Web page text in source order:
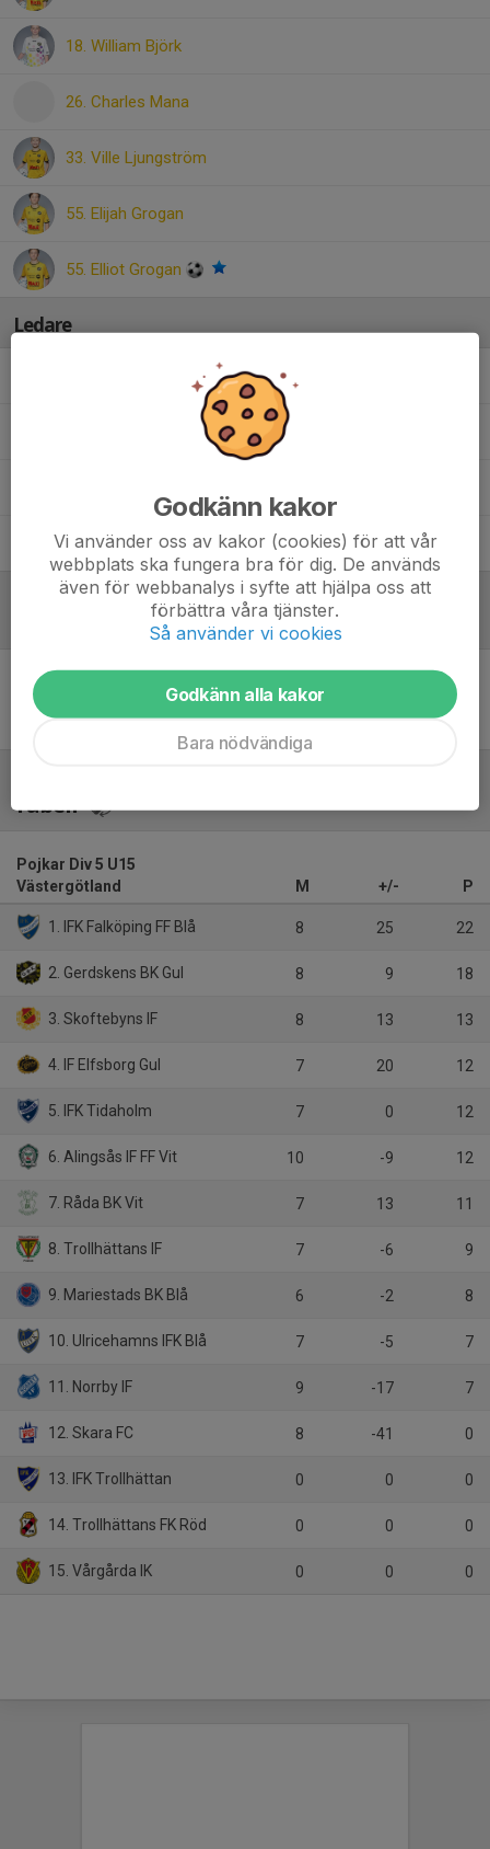
18. William Björk
26. Charles Mana
33. Ville Ljungström
55. Elijah Grogan
55. Elliot Grogan
Ledare
Huvudansvarig tränare
Tränare
Mikael ÖdmanHjälptränare
Inget referat skrivet
Tabell
Pojkar Div 5 U15
Västergötland
M +/- P
1. IFK Falköping FF Blå 8 25 22
2. Gerdskens BK Gul 8 9 18
3. Skoftebyns IF 8 13 13
4. IF Elfsborg Gul 7 20 12
5. IFK Tidaholm 7 0 12
6. Alingsås IF FF Vit 10 -9 12
7. Råda BK Vit 7 13 11
8. Trollhättans IF 7 -6 9
9. Mariestads BK Blå 6 -2 8
10. Ulricehamns IFK Blå 7 -5 7
11. Norrby IF 9 -17 7
12. Skara FC 8 -41 0
13. IFK Trollhättan 0 0 0
14. Trollhättans FK Röd 0 0 0
15. Vårgårda IK 0 0 0
Godkänn kakor
Vi använder oss av kakor (cookies) för att vår
webbplats ska fungera bra för dig. De används
även för webbanalys i syfte att hjälpa oss att
förbättra våra tjänster.
Så använder vi cookies
Godkänn alla kakor
Bara nödvändiga